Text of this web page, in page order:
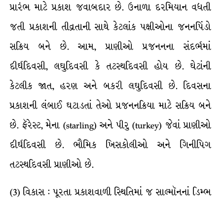
પ્રારંભ માટે પ્રકાશ જવાબદાર છે. ઉનાળા દરમિયાન વધતી
જતી પ્રકાશની તીવ્રતાની સાથે કેટલાંક પક્ષીઓના જનનપિંડો
સક્રિય બને છે. આમ, પ્રાણીઓ પ્રજનનના સંદર્ભમાં
દીર્ઘદિવસી, લઘુદિવસી કે તટસ્થદિવસી હોય છે. ઘેટાંની
કેટલીક જાત, હરણ અને બકરી લઘુદિવસી છે. દિવસના
પ્રકાશની લંબાઈ ઘટાડતાં તેઓ પ્રજનનક્રિયા માટે સક્રિય બને
છે. ફૅરેસ્ટ, મેના (starling) અને પીરુ (turkey) જેવાં પ્રાણીઓ
દીર્ઘદિવસી છે. ભૌમિક ખિસકોલીઓ અને ગિનીપિગ
તટસ્થદિવસી પ્રાણીઓ છે.
(3) વિકાસ : પૂરતા પ્રકાશવાળી સ્થિતિમાં જ સાલ્મૉનનાં ડિમ્ભ